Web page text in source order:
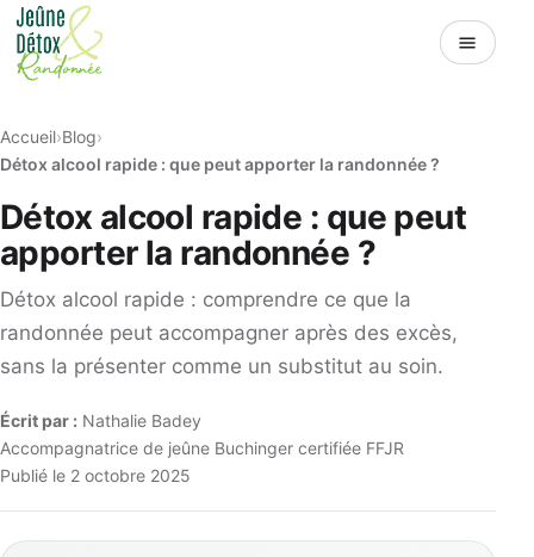
Menu
Accueil Blog
Détox alcool rapide : que peut apporter la randonnée ?
Détox alcool rapide : que peut
apporter la randonnée ?
Détox alcool rapide : comprendre ce que la
randonnée peut accompagner après des excès,
sans la présenter comme un substitut au soin.
Écrit par : Nathalie Badey
Accompagnatrice de jeûne Buchinger certifiée FFJR
Publié le 2 octobre 2025